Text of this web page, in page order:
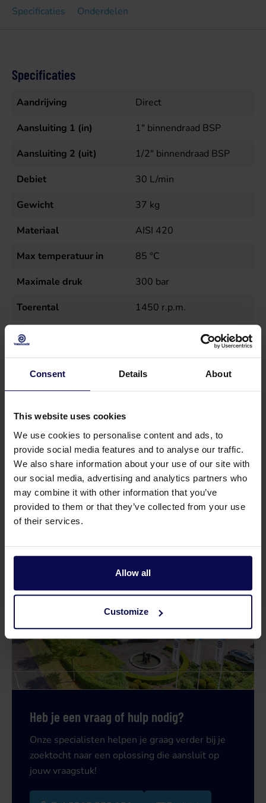
Consent Details About
This website uses cookies
We use cookies to personalise content and ads, to
provide social media features and to analyse our traffic.
We also share information about your use of our site with
our social media, advertising and analytics partners who
may combine it with other information that you’ve
provided to them or that they’ve collected from your use
of their services.
Allow all
Customize
Specificaties Onderdelen
Specificaties
Aandrijving
Direct
Aansluiting 1 (in)
1" binnendraad BSP
Aansluiting 2 (uit)
1/2" binnendraad BSP
Debiet
30 L/min
Gewicht
37 kg
Materiaal
AISI 420
Max temperatuur in
85 °C
Maximale druk
300 bar
Toerental
1450 r.p.m.
Type
Verkoopeenheid
st
Onderdelen
Kit 2000 inlaatkleppenset
Heb je een vraag of hulp nodig?
Onze specialisten helpen je graag verder bij je
zoektocht naar een oplossing die aansluit op
jouw vraagstuk!